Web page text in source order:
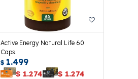
Active Energy Natural Life 60
Caps.
$ 1.499
$ 1.274 $ 1.274